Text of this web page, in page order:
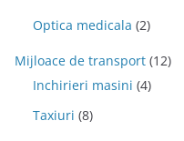
Optica medicala (2)
Mijloace de transport (12)
Inchirieri masini (4)
Taxiuri (8)